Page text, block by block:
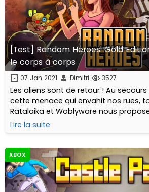
[Test] Random Heroes: Gold
le corps à corps
07 Jan 2021 Dimitri 3527
Les aliens sont de retour ! Au
cette menace qui envahit nos rues,
Ratalaika et Woblyware nous
pas un seul héros mais une belle
personnages...
Lire la suite
XBOX